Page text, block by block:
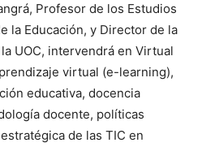
Profesor de los Estudios
la Educación, y Director de la
UOC, intervendrá en Virtual
virtual (e-learning),
educativa, docencia
docente, políticas
de las TIC en